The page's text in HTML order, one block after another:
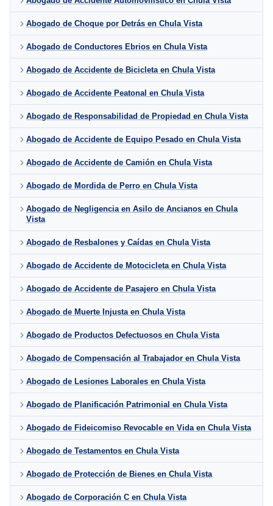
Abogado de Choque por Detrás en Chula Vista
Abogado de Conductores Ebrios en Chula Vista
Abogado de Accidente de Bicicleta en Chula Vista
Abogado de Accidente Peatonal en Chula Vista
Abogado de Responsabilidad de Propiedad en Chula Vista
Abogado de Accidente de Equipo Pesado en Chula Vista
Abogado de Accidente de Camión en Chula Vista
Abogado de Mordida de Perro en Chula Vista
Abogado de Negligencia en Asilo de Ancianos en Chula
Vista
Abogado de Resbalones y Caídas en Chula Vista
Abogado de Accidente de Motocicleta en Chula Vista
Abogado de Accidente de Pasajero en Chula Vista
Abogado de Muerte Injusta en Chula Vista
Abogado de Productos Defectuosos en Chula Vista
Abogado de Compensación al Trabajador en Chula Vista
Abogado de Lesiones Laborales en Chula Vista
Abogado de Planificación Patrimonial en Chula Vista
Abogado de Fideicomiso Revocable en Vida en Chula Vista
Abogado de Testamentos en Chula Vista
Abogado de Protección de Bienes en Chula Vista
Abogado de Corporación C en Chula Vista